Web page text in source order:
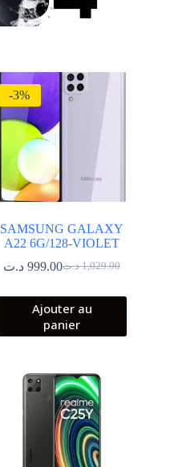
-3%
SAMSUNG GALAXY
A22 6G/128-VIOLET
1,029.00 د.ت
Le
initial
était :
999.00 د.ت
Le
actuel
est :
Ajouter au
panier